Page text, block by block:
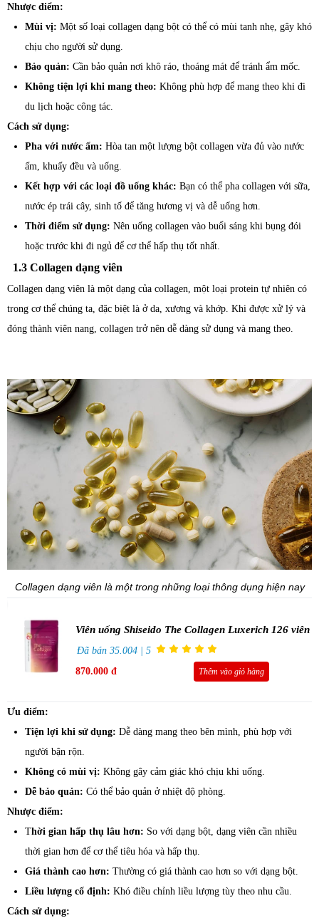
Nhược điểm:
Mùi vị: Một số loại collagen dạng bột có thể có mùi tanh nhẹ, gây khó
chịu cho người sử dụng.
Bảo quản: Cần bảo quản nơi khô ráo, thoáng mát để tránh ẩm mốc.
Không tiện lợi khi mang theo: Không phù hợp để mang theo khi đi
du lịch hoặc công tác.
Cách sử dụng:
Pha với nước ấm: Hòa tan một lượng bột collagen vừa đủ vào nước
ấm, khuấy đều và uống.
Kết hợp với các loại đồ uống khác: Bạn có thể pha collagen với sữa,
nước ép trái cây, sinh tố để tăng hương vị và dễ uống hơn.
Thời điểm sử dụng: Nên uống collagen vào buổi sáng khi bụng đói
hoặc trước khi đi ngủ để cơ thể hấp thụ tốt nhất.
1.3 Collagen dạng viên
Collagen dạng viên là một dạng của collagen, một loại protein tự nhiên có
trong cơ thể chúng ta, đặc biệt là ở da, xương và khớp. Khi được xử lý và
đóng thành viên nang, collagen trở nên dễ dàng sử dụng và mang theo.
Collagen dạng viên là một trong những loại thông dụng hiện nay
Viên uống Shiseido The Collagen Luxerich 126 viên
Đã bán 35.004 | 5
870.000 đ
Thêm vào giỏ hàng
Ưu điểm:
Tiện lợi khi sử dụng: Dễ dàng mang theo bên mình, phù hợp với
người bận rộn.
Không có mùi vị: Không gây cảm giác khó chịu khi uống.
Dễ bảo quản: Có thể bảo quản ở nhiệt độ phòng.
Nhược điểm:
Thời gian hấp thụ lâu hơn: So với dạng bột, dạng viên cần nhiều
thời gian hơn để cơ thể tiêu hóa và hấp thụ.
Giá thành cao hơn: Thường có giá thành cao hơn so với dạng bột.
Liều lượng cố định: Khó điều chỉnh liều lượng tùy theo nhu cầu.
Cách sử dụng: